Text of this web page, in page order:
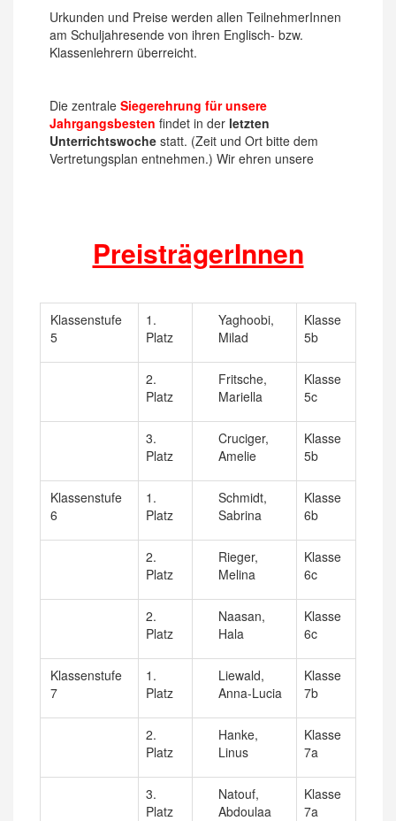
Urkunden und Preise werden allen TeilnehmerInnen
am Schuljahresende von ihren Englisch- bzw.
Klassenlehrern überreicht.
Die zentrale Siegerehrung für unsere
Jahrgangsbesten findet in der letzten
Unterrichtswoche statt. (Zeit und Ort bitte dem
Vertretungsplan entnehmen.) Wir ehren unsere
PreisträgerInnen
Klassenstufe
5
1.
Platz
Yaghoobi,
Milad
Klasse
5b
2.
Platz
Fritsche,
Mariella
Klasse
5c
3.
Platz
Cruciger,
Amelie
Klasse
5b
Klassenstufe
6
1.
Platz
Schmidt,
Sabrina
Klasse
6b
2.
Platz
Rieger,
Melina
Klasse
6c
2.
Platz
Naasan,
Hala
Klasse
6c
Klassenstufe
7
1.
Platz
Liewald,
Anna-Lucia
Klasse
7b
2.
Platz
Hanke,
Linus
Klasse
7a
3.
Platz
Natouf,
Abdoulaa
Klasse
7a